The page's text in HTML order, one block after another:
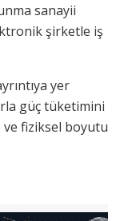
sanayii
şirketle iş
yer
güç tüketimini
fiziksel boyutu